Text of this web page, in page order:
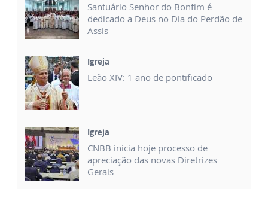
Santuário Senhor do Bonfim é
dedicado a Deus no Dia do Perdão de
Assis
Igreja
Leão XIV: 1 ano de pontificado
Igreja
CNBB inicia hoje processo de
apreciação das novas Diretrizes
Gerais